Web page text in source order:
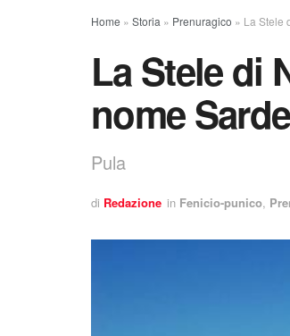
Home » Storia » Prenuragico » La Stele
La Stele di
nome
Pula
di Redazione in Fenicio-punico,